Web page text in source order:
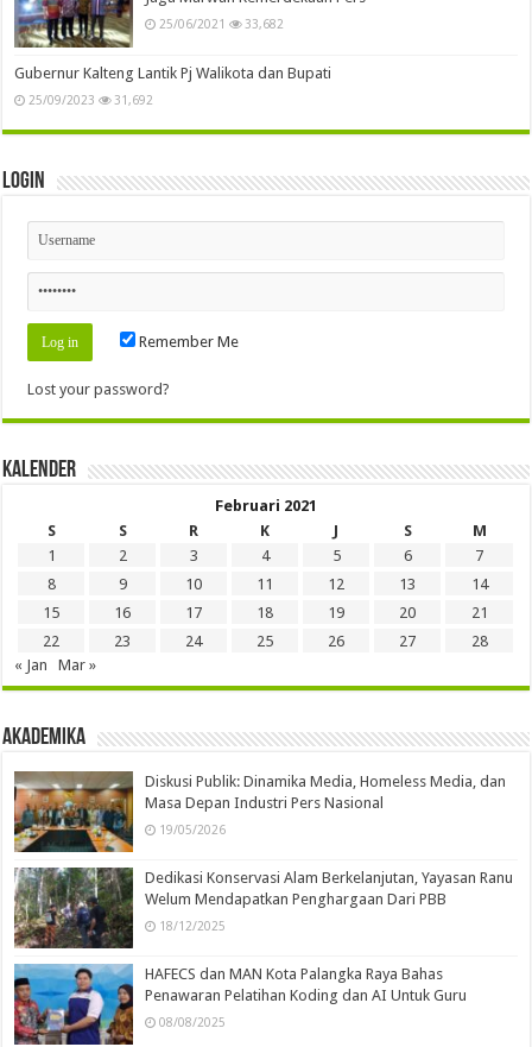
25/06/2021 33,682
Gubernur Kalteng Lantik Pj Walikota dan Bupati
25/09/2023 31,692
Login
Remember Me
Lost your password?
Kalender
Februari 2021
S
S R K J S
M
1
2 3 4 5 6
7
8
9 10 11 12 13
14
15
16 17 18 19 20
21
22
23 24 25 26 27
28
« Jan
Mar »
Akademika
Diskusi Publik: Dinamika Media, Homeless Media, dan
Masa Depan Industri Pers Nasional
19/05/2026
Dedikasi Konservasi Alam Berkelanjutan, Yayasan Ranu
Welum Mendapatkan Penghargaan Dari PBB
18/12/2025
HAFECS dan MAN Kota Palangka Raya Bahas
Penawaran Pelatihan Koding dan AI Untuk Guru
08/08/2025